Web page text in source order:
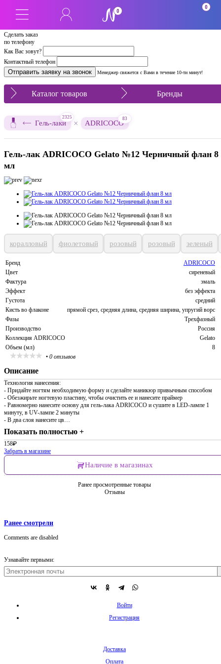
Сделать заказ
по телефону
Как Вас зовут?
Контактный телефон
Менеджер свяжется с Вами в течение 10-ти минут!
0
0
Каталог товаров Бренды
Гель-лаки
2325
× ADRICOCO
83
Гель-лак ADRICOCO Gelato №12 Черничный флан 8
мл
коралловый фиолетовый розовый розовый зеленый
Бренд
ADRICOCO
Цвет
сиреневый
Фактура
эмаль
Эффект
без эффекта
Густота
средний
Кисть во флаконе
прямой срез, средняя длина, средняя ширина, упругий ворс
Фазы
Трехфазный
Производство
Россия
Коллекция ADRICOCO
Gelato
Объем (мл)
8
• 0 отзывов
Описание
Технология нанесения:
- Придайте ногтям необходимую форму и сделайте маникюр привычным способом
- Обезжирьте ногтевую пластину, чтобы очистить ее и нанесите праймер
- Равномерно нанесите основу для гель-лака ADRICOCO и сушите в LED-лампе 1
минуту, в UV-лампе 2 минуты
- В два слоя нанесите цв…
Показать полностью +
158₽
Забрать в магазине
Наличие в магазинах
Ранее просмотренные товары
Отзывы
Ранее смотрели
Comments are disabled
Узнавайте первыми:
Войти
Регистрация
Доставка
Оплата